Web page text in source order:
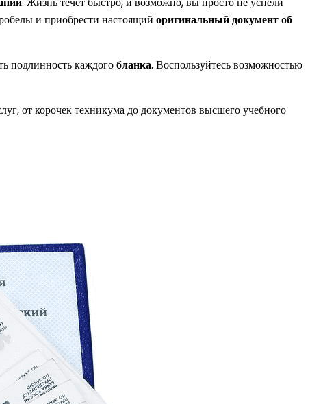
и приобрести настоящий оригинальный документ об
подлинность каждогобланка. Воспользуйтесь возможностью
от корочек техникума до документов высшего учебного